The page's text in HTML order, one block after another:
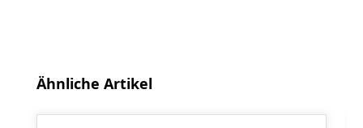
Produktgalerie überspringen
Ähnliche Artikel